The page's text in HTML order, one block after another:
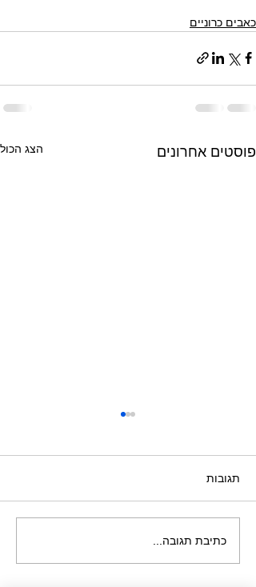
כאבים כרוניים
פוסטים אחרונים הצג הכול
הכנה אנרגטית לפרוצדורה
רפואית
תגובות
כתיבת תגובה...